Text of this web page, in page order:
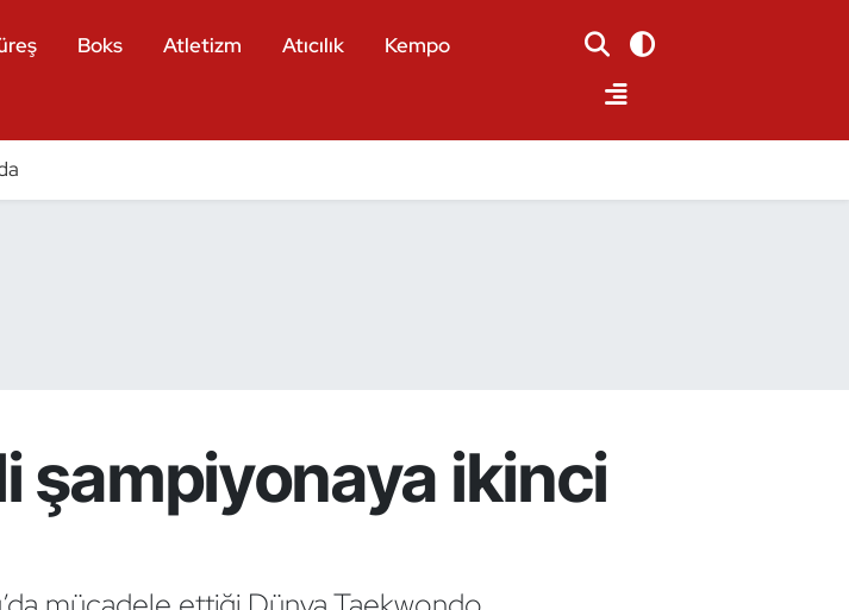
Boks Atletizm Atıcılık
Kempo
şampiyonaya ikinci